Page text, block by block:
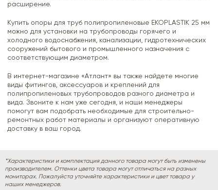
расширение.
Купить опоры для труб полипропиленовые EKOPLASTIK 25 мм
можно для установки на трубопроводы горячего и
холодного водоснабжения, канализации, гидротехнических
сооружений бытового и промышленного назначения с
соответствующим диаметром.
В интернет-магазине «Атлант» вы также найдете многие
виды фитингов, аксессуаров и креплений для
полипропиленовых трубопроводов разного диаметра и
вида. Звоните к нам уже сегодня, и наши менеджеры
помогут вам подобрать необходимые для строительно-
ремонтных работ материалы и организуют оперативную
доставку в ваш город.
*Характеристики и комплектация данного товара могут быть изменены
производителем. Оттенки цвета товара могут отличаться на разных
мониторах. Пожалуйста уточняйте характеристики и цвет товара у
наших менеджеров.